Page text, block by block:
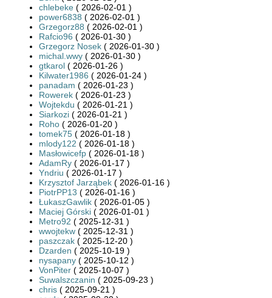
chlebeke ( 2026-02-01 )
power6838 ( 2026-02-01 )
Grzegorz88 ( 2026-02-01 )
Rafcio96 ( 2026-01-30 )
Grzegorz Nosek ( 2026-01-30 )
michal.wwy ( 2026-01-30 )
gtkarol ( 2026-01-26 )
Kilwater1986 ( 2026-01-24 )
panadam ( 2026-01-23 )
Rowerek ( 2026-01-23 )
Wojtekdu ( 2026-01-21 )
Siarkozi ( 2026-01-21 )
Roho ( 2026-01-20 )
tomek75 ( 2026-01-18 )
mlody122 ( 2026-01-18 )
Masłowicefp ( 2026-01-18 )
AdamRy ( 2026-01-17 )
Yndriu ( 2026-01-17 )
Krzysztof Jarząbek ( 2026-01-16 )
PiotrPP13 ( 2026-01-16 )
ŁukaszGawlik ( 2026-01-05 )
Maciej Górski ( 2026-01-01 )
Metro92 ( 2025-12-31 )
wwojtekw ( 2025-12-31 )
paszczak ( 2025-12-20 )
Dzarden ( 2025-10-19 )
nysapany ( 2025-10-12 )
VonPiter ( 2025-10-07 )
Suwalszczanin ( 2025-09-23 )
chris ( 2025-09-21 )